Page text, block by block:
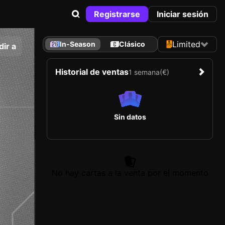
Registrarse Iniciar sesión
a In-Season Clásico Limited
Historial de ventas1 semana(€)
Sin datos